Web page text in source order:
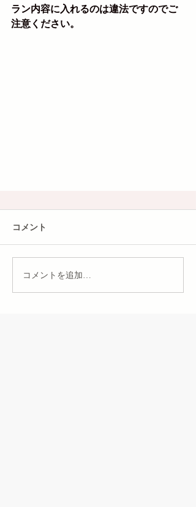
ラン内容に入れるのは違法ですのでご
注意ください。
コメント
コメントを追加…